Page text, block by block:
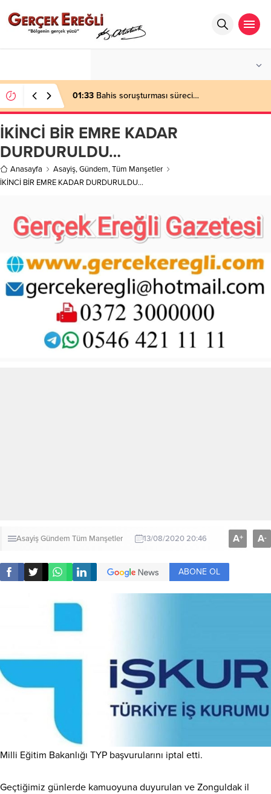
01:33 Bahis soruşturması süreci…
İKİNCİ BİR EMRE KADAR
DURDURULDU…
Anasayfa Asayiş,Gündem,Tüm Manşetler
İKİNCİ BİR EMRE KADAR DURDURULDU…
AsayişGündem Tüm Manşetler 13/08/2020 20:46 A+ A-
ABONE OL
Milli Eğitim Bakanlığı TYP başvurularını iptal etti.
Geçtiğimiz günlerde kamuoyuna duyurulan ve Zonguldak il